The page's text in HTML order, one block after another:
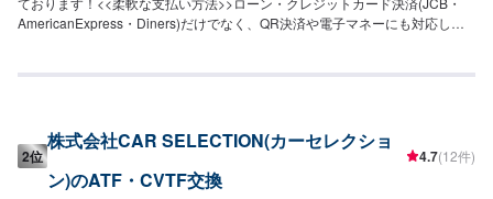
AmericanExpress・Diners)だけでなく、QR決済や電子マネーにも対応して
2位
株式会社CAR SELECTION(カーセレクショ
ン)のATF・CVTF交換
4.7(12件)